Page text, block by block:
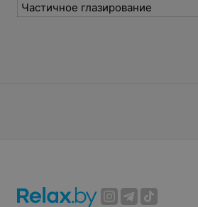
Частичное глазирование